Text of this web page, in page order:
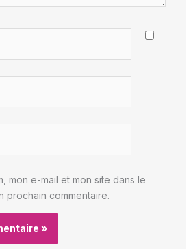
mon e-mail et mon site dans le
prochain commentaire.